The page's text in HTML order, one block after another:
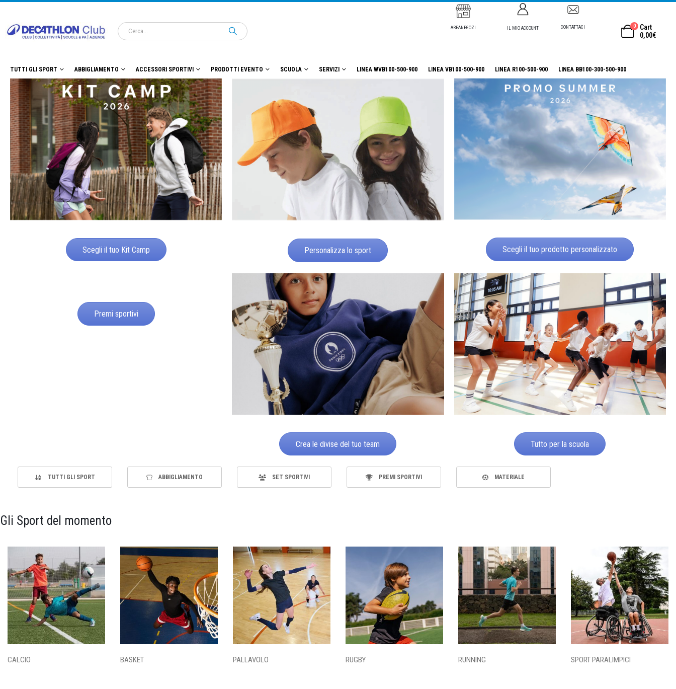
AREANEGOZI IL MIO ACCOUNT CONTATTACI 0
Cart
0,00€
TUTTI GLI SPORT ABBIGLIAMENTO ACCESSORI SPORTIVI PRODOTTI EVENTO SCUOLA SERVIZI LINEA WVB100-500-900 LINEA VB100-500-900 LINEA R100-500-900 LINEA BB100-300-500-900
Scegli il tuo Kit Camp Personalizza lo sport Scegli il tuo prodotto personalizzato
Premi sportivi
Crea le divise del tuo team Tutto per la scuola
TUTTI GLI SPORT ABBIGLIAMENTO SET SPORTIVI PREMI SPORTIVI MATERIALE
Gli Sport del momento
CALCIO BASKET PALLAVOLO RUGBY RUNNING SPORT PARALIMPICI